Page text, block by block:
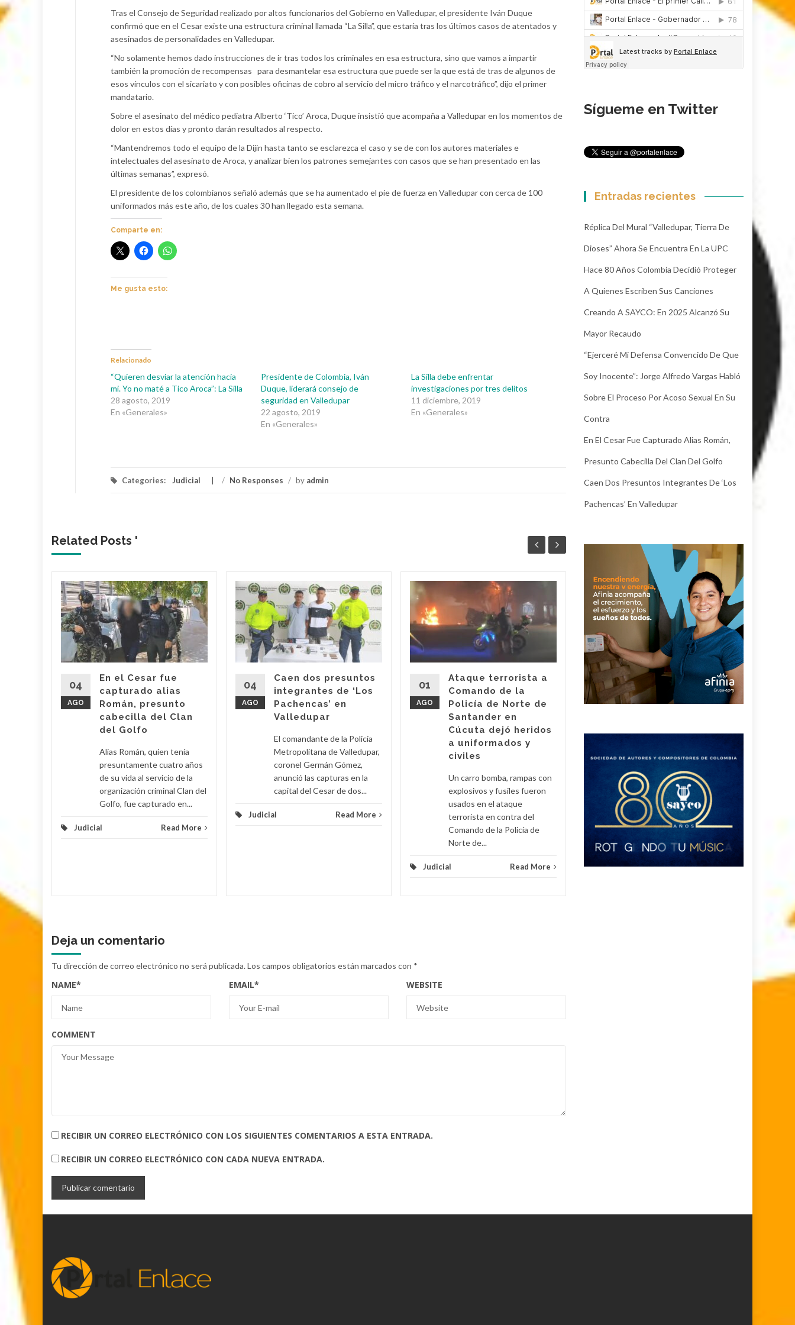
Tras el Consejo de Seguridad realizado por altos funcionarios del Gobierno en Valledupar, el presidente Iván Duque
confirmó que en el Cesar existe una estructura criminal llamada “La Silla”, que estaría tras los últimos casos de atentados y
asesinados de personalidades en Valledupar.
“No solamente hemos dado instrucciones de ir tras todos los criminales en esa estructura, sino que vamos a impartir
también la promoción de recompensas para desmantelar esa estructura que puede ser la que está de tras de algunos de
esos vínculos con el sicariato y con posibles oficinas de cobro al servicio del micro tráfico y el narcotráfico”, dijo el primer
mandatario.
Sobre el asesinato del médico pediatra Alberto ‘Tico’ Aroca, Duque insistió que acompaña a Valledupar en los momentos de
dolor en estos días y pronto darán resultados al respecto.
“Mantendremos todo el equipo de la Dijin hasta tanto se esclarezca el caso y se de con los autores materiales e
intelectuales del asesinato de Aroca, y analizar bien los patrones semejantes con casos que se han presentado en las
últimas semanas”, expresó.
El presidente de los colombianos señaló además que se ha aumentado el pie de fuerza en Valledupar con cerca de 100
uniformados más este año, de los cuales 30 han llegado esta semana.
Comparte en:
Me gusta esto:
Relacionado
“Quieren desviar la atención hacia
mi. Yo no maté a Tico Aroca”: La Silla
28 agosto, 2019
En «Generales»
Presidente de Colombia, Iván
Duque, liderará consejo de
seguridad en Valledupar
22 agosto, 2019
En «Generales»
La Silla debe enfrentar
investigaciones por tres delitos
11 diciembre, 2019
En «Generales»
Categories: Judicial / No Responses / by admin
Related Posts '
04
AGO
En el Cesar fue
capturado alias
Román, presunto
cabecilla del Clan
del Golfo
Alias Román, quien tenía
presuntamente cuatro años
de su vida al servicio de la
organización criminal Clan del
Golfo, fue capturado en...
Judicial Read More
04
AGO
Caen dos presuntos
integrantes de ‘Los
Pachencas’ en
Valledupar
El comandante de la Policía
Metropolitana de Valledupar,
coronel Germán Gómez,
anunció las capturas en la
capital del Cesar de dos...
Judicial Read More
01
AGO
Ataque terrorista a
Comando de la
Policía de Norte de
Santander en
Cúcuta dejó heridos
a uniformados y
civiles
Un carro bomba, rampas con
explosivos y fusiles fueron
usados en el ataque
terrorista en contra del
Comando de la Policía de
Norte de...
Judicial Read More
30
JUL
Juez legalizó la
captura de Deimer,
el hombre capturado
por intento de
asesinato de la
empleada de Super
Giros en Valledupar
Un juez con funciones de
Acosta Torregrosa, quien
Judicial Read More
Deja un comentario
Tu dirección de correo electrónico no será publicada.Los campos obligatorios están marcados con *
NAME* EMAIL* WEBSITE
COMMENT
RECIBIR UN CORREO ELECTRÓNICO CON LOS SIGUIENTES COMENTARIOS A ESTA ENTRADA.
RECIBIR UN CORREO ELECTRÓNICO CON CADA NUEVA ENTRADA.
Sígueme en Twitter
Entradas recientes
Réplica Del Mural “Valledupar, Tierra De
Dioses” Ahora Se Encuentra En La UPC
Hace 80 Años Colombia Decidió Proteger
A Quienes Escriben Sus Canciones
Creando A SAYCO: En 2025 Alcanzó Su
Mayor Recaudo
“Ejerceré Mi Defensa Convencido De Que
Soy Inocente”: Jorge Alfredo Vargas Habló
Sobre El Proceso Por Acoso Sexual En Su
Contra
En El Cesar Fue Capturado Alias Román,
Presunto Cabecilla Del Clan Del Golfo
Caen Dos Presuntos Integrantes De ‘Los
Pachencas’ En Valledupar